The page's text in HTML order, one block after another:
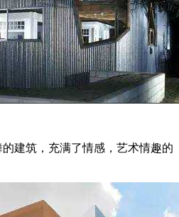
建筑，充满了情感，艺术情趣的